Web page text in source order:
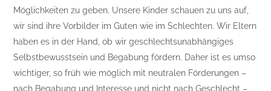
Möglichkeiten zu geben. Unsere Kinder schauen zu uns auf,
wir sind ihre Vorbilder im Guten wie im Schlechten. Wir Eltern
haben es in der Hand, ob wir geschlechtsunabhängiges
Selbstbewusstsein und Begabung fördern. Daher ist es umso
wichtiger, so früh wie möglich mit neutralen Förderungen –
nach Begabung und Interesse und nicht nach Geschlecht –